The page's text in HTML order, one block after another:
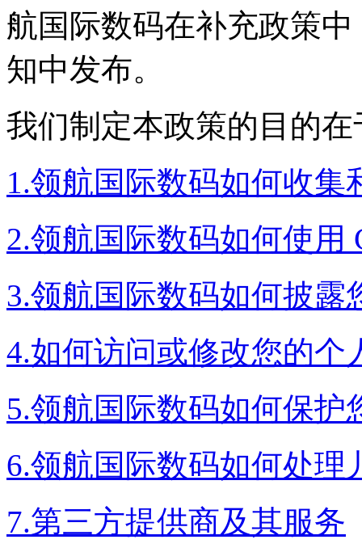
航国际数码在补充政策中
知中发布。
我们制定本政策的目的在
1.领航国际数码如何收集
2.领航国际数码如何使用
3.领航国际数码如何披露
4.如何访问或修改您的个
5.领航国际数码如何保护
6.领航国际数码如何处理
7.第三方提供商及其服务